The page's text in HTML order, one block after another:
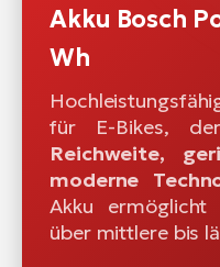
Akku Bosch
Wh
für E-Bikes,
Reichweite,
moderne
Akku ermöglicht
über mittlere bis